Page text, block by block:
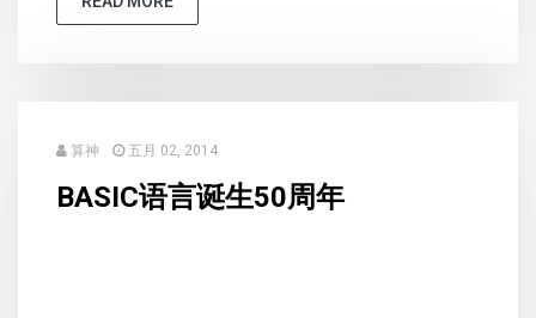
算神 五月 02, 2014
BASIC语言诞生50周年